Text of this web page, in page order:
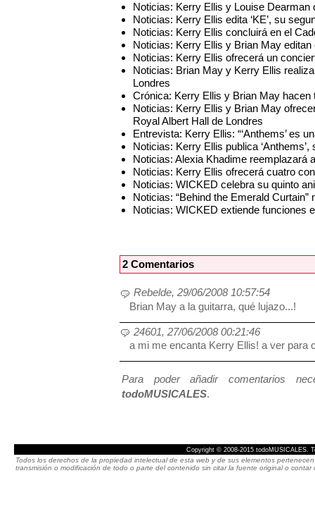
Noticias: Kerry Ellis y Louise
Noticias: Kerry Ellis edita ‘KE’, su
Noticias: Kerry Ellis concluirá en el
Noticias: Kerry Ellis y Brian May editan
Noticias: Kerry Ellis ofrecerá un
Noticias: Brian May y Kerry Ellis
Londres
Crónica: Kerry Ellis y Brian May hacen
Noticias: Kerry Ellis y Brian May
Royal Albert Hall de Londres
Entrevista: Kerry Ellis: “‘Anthems’ es
Noticias: Kerry Ellis publica
Noticias: Alexia Khadime reemplazará
Noticias: Kerry Ellis ofrecerá cuatro
Noticias: WICKED celebra su quinto
Noticias: “Behind the Emerald
Noticias: WICKED extiende funciones
2 Comentarios
Rebelde, 29/06/2008 10:57:54
Brian May a la guitarra, qué lujazo...!
24601, 27/06/2008 00:21:46
a mi me encanta Kerry Ellis! a ver para
Para poder añadir comentarios
todoMUSICALES.
Copyright © 2008-2015 todoMUSICALES.
Todos los derechos de la propiedad intelectual de esta web y de sus elementos
transmisión o modificación de todo o parte del contenido sin citar la fuente original o